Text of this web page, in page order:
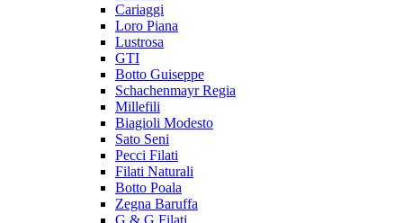
Cariaggi
Loro Piana
Lustrosa
GTI
Botto Guiseppe
Schachenmayr Regia
Millefili
Biagioli Modesto
Sato Seni
Pecci Filati
Filati Naturali
Botto Poala
Zegna Baruffa
G & G Filati